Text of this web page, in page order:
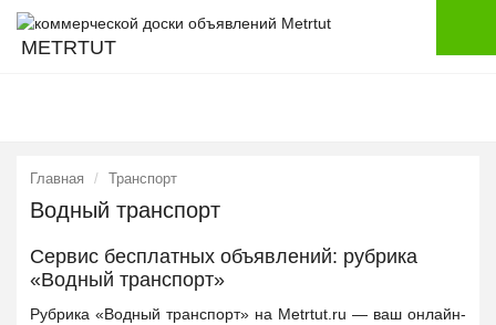
METRTUT
Главная Транспорт
Водный транспорт
Сервис бесплатных объявлений: рубрика
«Водный транспорт»
Рубрика «Водный транспорт» на Metrtut.ru — ваш онлайн-